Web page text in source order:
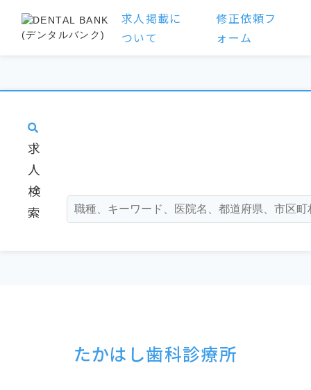
求人掲載に
ついて
修正依頼フ
ォーム
求
人
検
索
たかはし歯科診療所